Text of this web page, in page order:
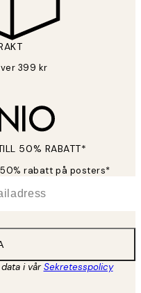
399 kr
50% RABATT*
rabatt på posters*
i vårSekretesspolicy